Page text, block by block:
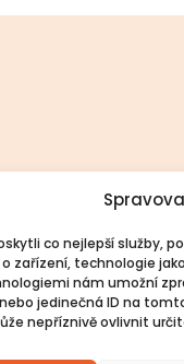
co nejlepší služby,
zařízení, technologie
nám umožní
jedinečná ID na
nepříznivě ovlivnit
informace